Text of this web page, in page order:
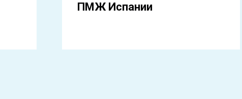
ПМЖ Испании